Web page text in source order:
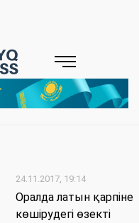
24.11.2017, 19:14
Оралда латын қарпіне
көшірудегі өзекті